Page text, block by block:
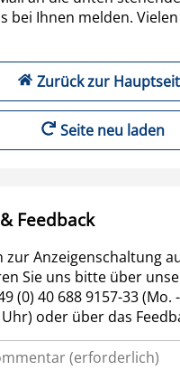
bei Ihnen melden.
Zurück zur
Seite neu laden
Feedback
zur Anzeigenschaltung
Sie uns bitte über
(0) 40 688 9157-33 (Mo.
oder über das